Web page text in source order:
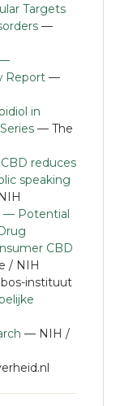
Targets
—
—
Report —
in
— The
reduces
speaking
— Potential
CBD
/ NIH
instituut
— NIH /